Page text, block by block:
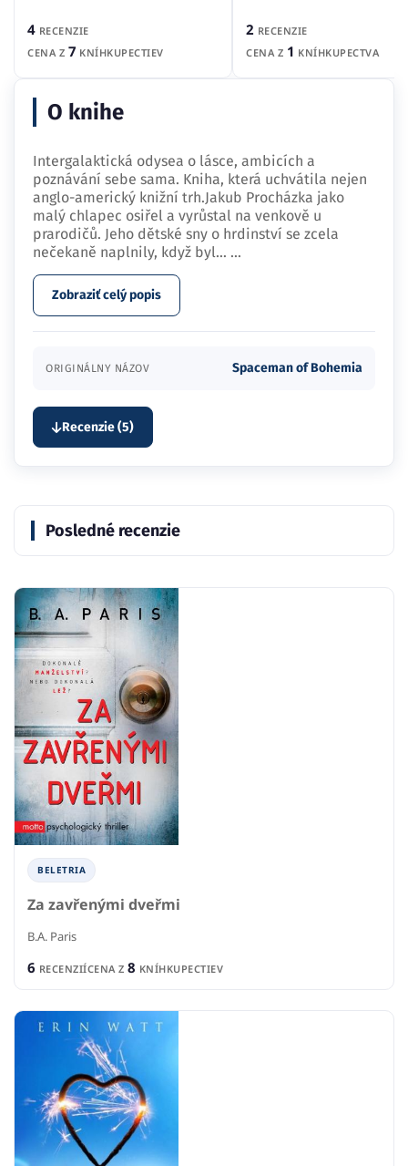
4 RECENZIE
CENA Z 7 KNÍHKUPECTIEV
2 RECENZIE
CENA Z 1 KNÍHKUPECTVA
O knihe
Intergalaktická odysea o lásce, ambicích a
poznávání sebe sama. Kniha, která uchvátila nejen
anglo-americký knižní trh.Jakub Procházka jako
malý chlapec osiřel a vyrůstal na venkově u
prarodičů. Jeho dětské sny o hrdinství se zcela
nečekaně naplnily, když byl… ...
Zobraziť celý popis
ORIGINÁLNY NÁZOV Spaceman of Bohemia
Recenzie (5)
Posledné recenzie
BELETRIA
Za zavřenými dveřmi
B.A. Paris
6 RECENZIÍCENA Z 8 KNÍHKUPECTIEV